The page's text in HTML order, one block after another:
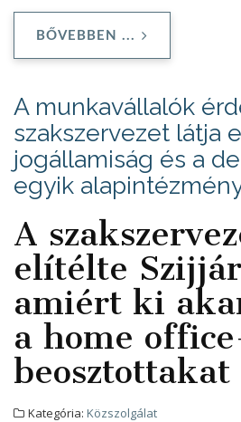
BŐVEBBEN ...
A munkavállalók
szakszervezet látja
jogállamiság és a
egyik
A
elítélte
amiért ki
a home
beosztottakat
Kategória: Közszolgálat